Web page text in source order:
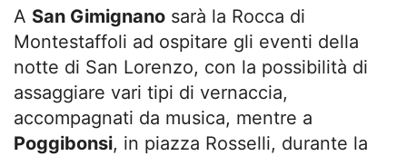
A San Gimignano sarà la Rocca di
Montestaffoli ad ospitare gli eventi della
notte di San Lorenzo, con la possibilità di
assaggiare vari tipi di vernaccia,
accompagnati da musica, mentre a
Poggibonsi, in piazza Rosselli, durante la